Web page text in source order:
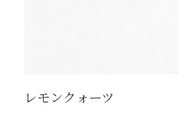
レモンクォーツ